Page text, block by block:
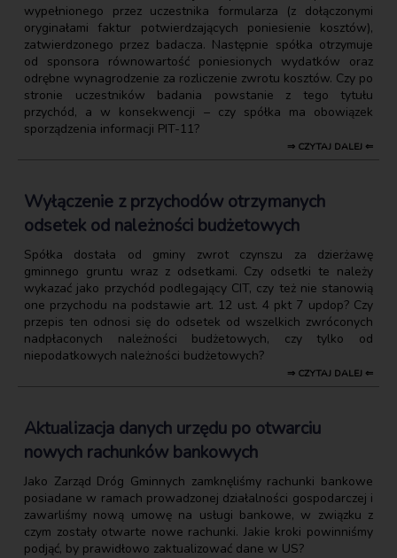
wypełnionego przez uczestnika formularza (z dołączonymi
oryginałami faktur potwierdzających poniesienie kosztów),
zatwierdzonego przez badacza. Następnie spółka otrzymuje
od sponsora równowartość poniesionych wydatków oraz
odrębne wynagrodzenie za rozliczenie zwrotu kosztów. Czy po
stronie uczestników badania powstanie z tego tytułu
przychód, a w konsekwencji – czy spółka ma obowiązek
sporządzenia informacji PIT-11?
⇒ CZYTAJ DALEJ ⇐
Wyłączenie z przychodów otrzymanych
odsetek od należności budżetowych
Spółka dostała od gminy zwrot czynszu za dzierżawę
gminnego gruntu wraz z odsetkami. Czy odsetki te należy
wykazać jako przychód podlegający CIT, czy też nie stanowią
one przychodu na podstawie art. 12 ust. 4 pkt 7 updop? Czy
przepis ten odnosi się do odsetek od wszelkich zwróconych
nadpłaconych należności budżetowych, czy tylko od
niepodatkowych należności budżetowych?
⇒ CZYTAJ DALEJ ⇐
Aktualizacja danych urzędu po otwarciu
nowych rachunków bankowych
Jako Zarząd Dróg Gminnych zamknęliśmy rachunki bankowe
posiadane w ramach prowadzonej działalności gospodarczej i
zawarliśmy nową umowę na usługi bankowe, w związku z
czym zostały otwarte nowe rachunki. Jakie kroki powinniśmy
podjąć, by prawidłowo zaktualizować dane w US?